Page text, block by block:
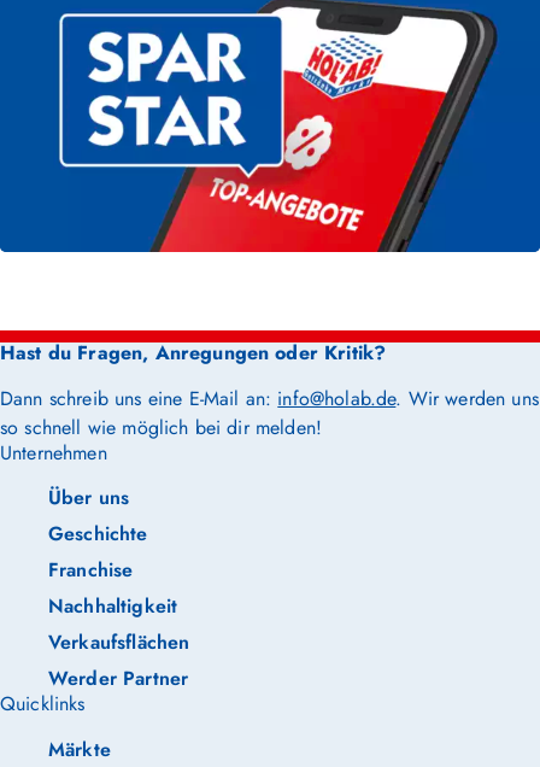
Hast du Fragen, Anregungen oder Kritik?
Dann schreib uns eine E-Mail an: info@holab.de. Wir werden uns
so schnell wie möglich bei dir melden!
Unternehmen
Über uns
Geschichte
Franchise
Nachhaltigkeit
Verkaufsflächen
Werder Partner
Quicklinks
Märkte